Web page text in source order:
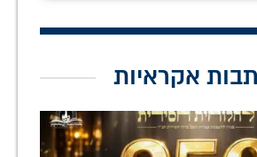
אקראיות